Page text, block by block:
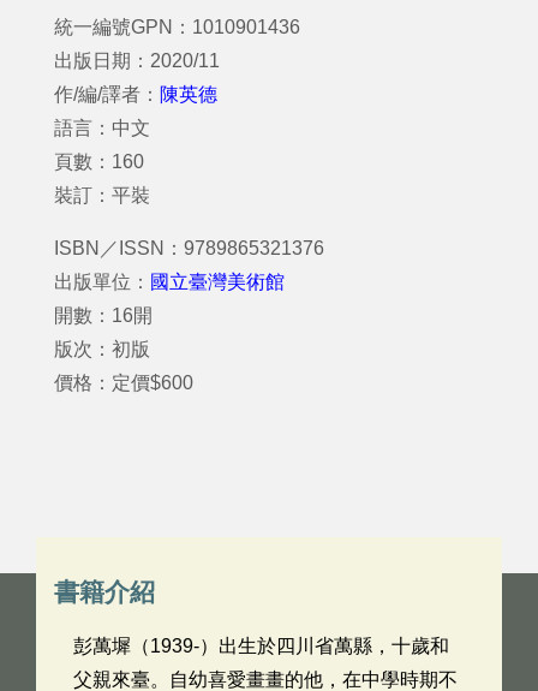
統一編號GPN：1010901436
出版日期：2020/11
作/編/譯者： 陳英德
語言：中文
頁數：160
裝訂：平裝
ISBN／ISSN：9789865321376
出版單位： 國立臺灣美術館
開數：16開
版次：初版
價格：定價$600
書籍介紹
彭萬墀（1939-）出生於四川省萬縣，十歲和
父親來臺。自幼喜愛畫畫的他，在中學時期不